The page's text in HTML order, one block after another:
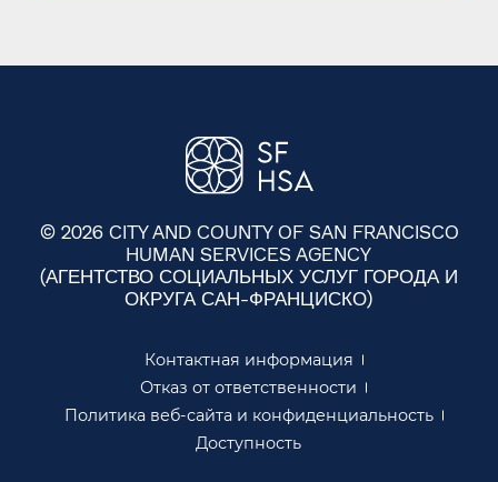
© 2026 CITY AND COUNTY OF SAN FRANCISCO
HUMAN SERVICES AGENCY
(АГЕНТСТВО СОЦИАЛЬНЫХ УСЛУГ ГОРОДА И
ОКРУГА САН-ФРАНЦИСКО)​​
Контактная информация​​
Отказ от ответственности​​
Политика веб-сайта и конфиденциальность​​
Доступность​​